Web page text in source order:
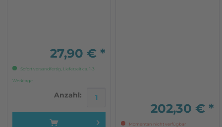
27,90 € *
Sofort versandfertig, Lieferzeit ca. 1-3
Werktage
Anzahl:
202,30 € *
Momentan nicht verfügbar